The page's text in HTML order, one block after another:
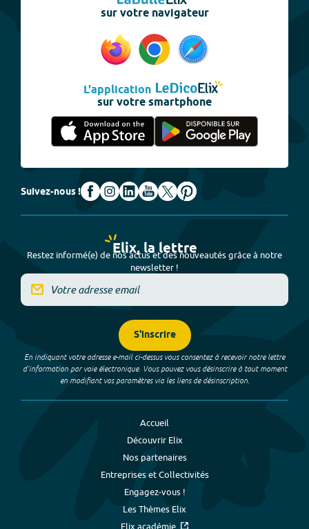
sur votre navigateur
L'application
sur votre smartphone
Suivez-nous !
Elix, la lettre
Restez informé(e) de nos actus et des nouveautés grâce à notre
newsletter !
S'inscrire
En indiquant votre adresse e-mail ci-dessus vous consentez à recevoir notre lettre
d’information par voie électronique. Vous pouvez vous désinscrire à tout moment
en modifiant vos paramètres via les liens de désinscription.
Accueil
Découvrir Elix
Nos partenaires
Entreprises et Collectivités
Engagez-vous !
Les Thèmes Elix
Elix académie